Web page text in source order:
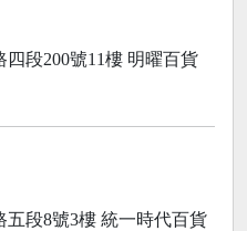
段200號11樓 明曜百貨
五段8號3樓 統一時代百貨